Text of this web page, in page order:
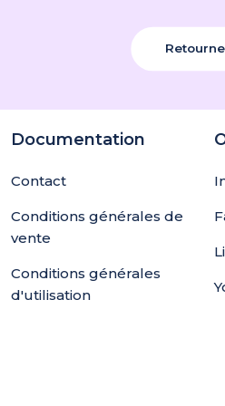
Documentation
Contact
Conditions générales de
vente
Conditions générales
d'utilisation